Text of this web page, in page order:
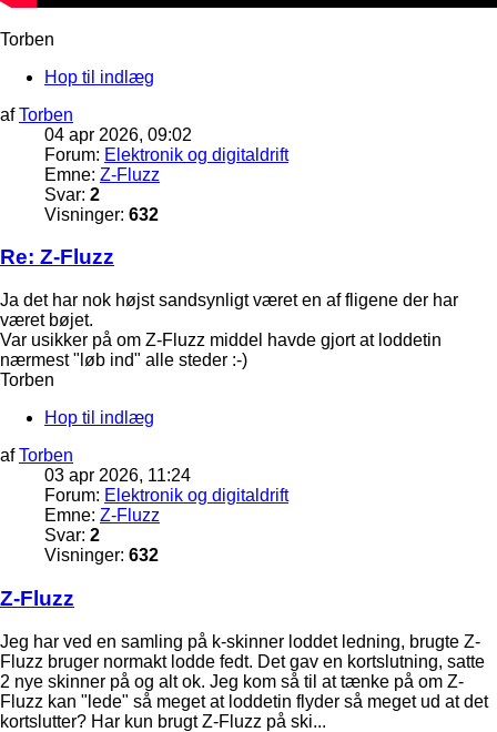
Torben
Hop til indlæg
afTorben
04 apr 2026, 09:02
Forum: Elektronik og digitaldrift
Emne: Z-Fluzz
Svar: 2
Visninger: 632
Re: Z-Fluzz
Ja det har nok højst sandsynligt været en af fligene der har
været bøjet.
Var usikker på om Z-Fluzz middel havde gjort at loddetin
nærmest "løb ind" alle steder :-)
Torben
Hop til indlæg
afTorben
03 apr 2026, 11:24
Forum: Elektronik og digitaldrift
Emne: Z-Fluzz
Svar: 2
Visninger: 632
Z-Fluzz
Jeg har ved en samling på k-skinner loddet ledning, brugte Z-
Fluzz bruger normakt lodde fedt. Det gav en kortslutning, satte
2 nye skinner på og alt ok. Jeg kom så til at tænke på om Z-
Fluzz kan "lede" så meget at loddetin flyder så meget ud at det
kortslutter? Har kun brugt Z-Fluzz på ski...